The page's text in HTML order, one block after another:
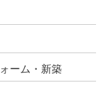
ーム・新築